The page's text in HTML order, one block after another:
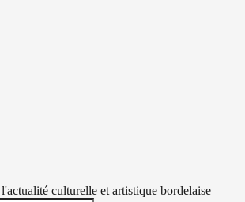
culturelle et artistique bordelaise